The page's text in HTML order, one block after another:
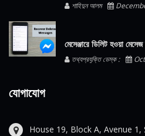
শাহিদুন আলম
মেসেঞ্জারে ডিলিট হওয়া
তথ্যপ্রযুক্তি ডেস্ক :
যোগাযোগ
House 19, Block A, Avenue